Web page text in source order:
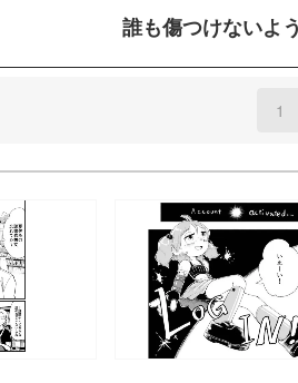
誰も傷つけないよ
1